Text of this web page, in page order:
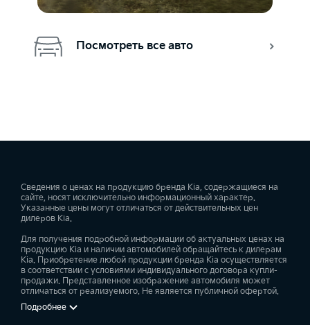
Посмотреть все авто
Сведения о ценах на продукцию бренда Kia, содержащиеся на
сайте, носят исключительно информационный характер.
Указанные цены могут отличаться от действительных цен
дилеров Kia.
Для получения подробной информации об актуальных ценах на
продукцию Kia и наличии автомобилей обращайтесь к дилерам
Kia. Приобретение любой продукции бренда Kia осуществляется
в соответствии с условиями индивидуального договора купли-
продажи. Представленное изображение автомобиля может
отличаться от реализуемого. Не является публичной офертой.
Подробнее